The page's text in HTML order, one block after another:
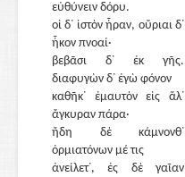
εὐθύνειν δόρυ.
οἱ δ᾽ ἱστὸν ἦραν, οὔριαι δ᾽
ἧκον πνοαί·
βεβᾶσι δ᾽ ἐκ γῆς.
διαφυγὼν δ᾽ ἐγὼ φόνον
καθῆκ᾽ ἐμαυτὸν εἰς ἅλ᾽
ἄγκυραν πάρα·
ἤδη δὲ κάμνονθ᾽
ὁρμιατόνων μέ τις
ἀνείλετ᾽, ἐς δὲ γαῖαν